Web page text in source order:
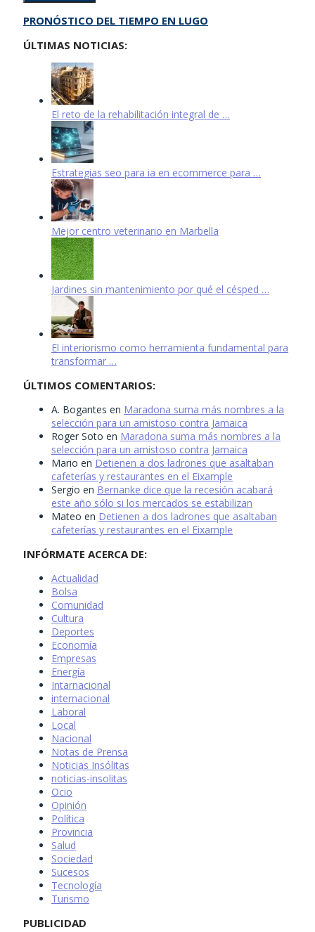
PRONÓSTICO DEL TIEMPO EN LUGO
ÚLTIMAS NOTICIAS:
El reto de la rehabilitación integral de …
Estrategias seo para ia en ecommerce para …
Mejor centro veterinario en Marbella
Jardines sin mantenimiento por qué el césped …
El interiorismo como herramienta fundamental para
transformar …
ÚLTIMOS COMENTARIOS:
A. Bogantes en Maradona suma más nombres a la
selección para un amistoso contra Jamaica
Roger Soto en Maradona suma más nombres a la
selección para un amistoso contra Jamaica
Mario en Detienen a dos ladrones que asaltaban
cafeterías y restaurantes en el Eixample
Sergio en Bernanke dice que la recesión acabará
este año sólo si los mercados se estabilizan
Mateo en Detienen a dos ladrones que asaltaban
cafeterías y restaurantes en el Eixample
INFÓRMATE ACERCA DE:
Actualidad
Bolsa
Comunidad
Cultura
Deportes
Economía
Empresas
Energía
Intarnacional
internacional
Laboral
Local
Nacional
Notas de Prensa
Noticias Insólitas
noticias-insolitas
Ocio
Opinión
Política
Provincia
Salud
Sociedad
Sucesos
Tecnología
Turismo
PUBLICIDAD